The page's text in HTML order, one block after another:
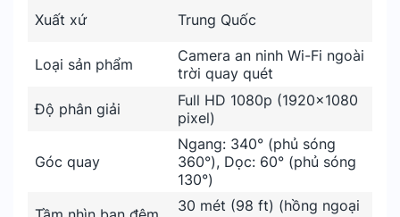
Xuất xứ Trung Quốc
Loại sản phẩm
Camera an ninh Wi-Fi ngoài
trời quay quét
Độ phân giải
Full HD 1080p (1920x1080
pixel)
Góc quay
Ngang: 340° (phủ sóng
360°), Dọc: 60° (phủ sóng
130°)
30 mét (98 ft) (hồng ngoại